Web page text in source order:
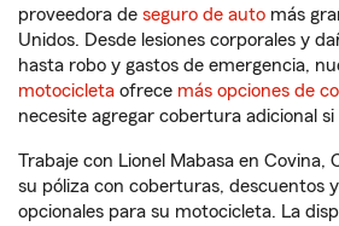
proveedora de seguro de auto más
Unidos. Desde lesiones corporales y
hasta robo y gastos de emergencia,
motocicleta ofrece más opciones de
necesite agregar cobertura adicional si
Trabaje con Lionel Mabasa en Covina,
su póliza con coberturas, descuentos
opcionales para su motocicleta. La